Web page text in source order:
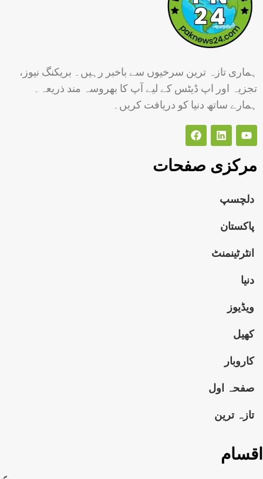
اقسام
مرکزی صفحات
دلچسپ
پاکستان
انٹرٹینمنٹ
دنیا
ویڈیوز
کھیل
کاروبار
صفحہ اول
تازہ ترین
ہماری تازہ ترین سرخیوں سے باخبر رہیں۔ بریکنگ نیوز،
تجزیہ اور اپ ڈیٹس کے لیے آپ کا بھروسہ مند ذریعہ۔
ہمارے ساتھ دنیا کو دریافت کریں۔